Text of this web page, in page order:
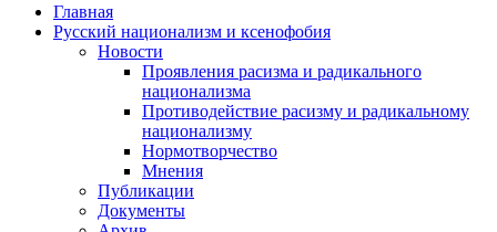
Главная
Русский национализм и ксенофобия
Новости
Проявления расизма и радикального
национализма
Противодействие расизму и радикальному
национализму
Нормотворчество
Мнения
Публикации
Документы